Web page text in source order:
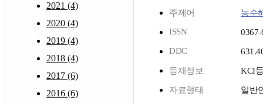
2021 (4)
2020 (4)
2019 (4)
2018 (4)
2017 (6)
2016 (6)
주제어
농수
ISSN
0367-
DDC
등재정보 KCI
자료형태 일반